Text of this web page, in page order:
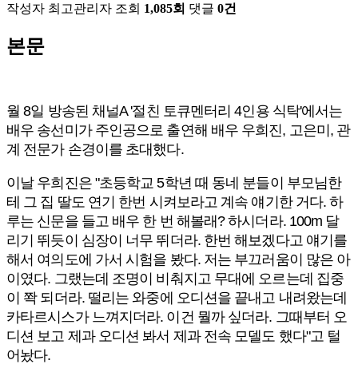
작성자 최고관리자 조회 1,085회 댓글 0건
본문
월 8일 방송된 채널A '절친 토큐멘터리 4인용 식탁'에서는
배우 송선미가 주인공으로 출연해 배우 우희진, 고은미, 관
계 전문가 손경이를 초대했다.
이날 우희진은 "초등학교 5학년 때 동네 분들이 부모님한
테 그 집 딸도 연기 한번 시켜보라고 계속 얘기한 거다. 하
루는 신문을 들고 배우 한 번 해볼래? 하시더라. 100m 달
리기 뛰듯이 심장이 너무 뛰더라. 한번 해보겠다고 얘기를
해서 여의도에 가서 시험을 봤다. 저는 부끄러움이 많은 아
이였다. 그랬는데 조명이 비춰지고 무대에 오르는데 집중
이 쫙 되더라. 떨리는 와중에 오디션을 끝내고 내려왔는데
카타르시스가 느껴지더라. 이건 뭘까 싶더라. 그때부터 오
디션 보고 제과 오디션 봐서 제과 전속 모델도 했다"고 털
어놨다.